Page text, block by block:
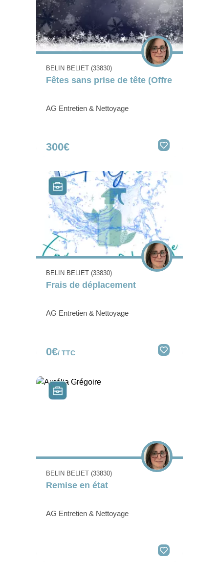
BELIN BELIET (33830)
Fêtes sans prise de tête (Offre
AG Entretien & Nettoyage
300€
BELIN BELIET (33830)
Frais de déplacement
AG Entretien & Nettoyage
0€/ TTC
BELIN BELIET (33830)
Remise en état
AG Entretien & Nettoyage